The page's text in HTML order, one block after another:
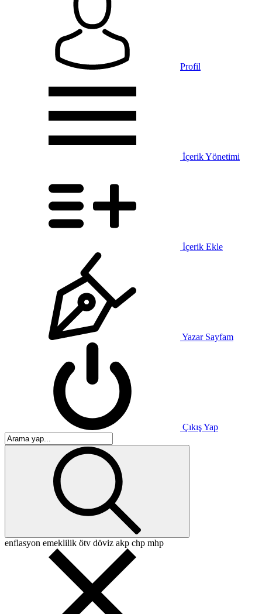
Profil
İçerik Yönetimi
İçerik Ekle
Yazar Sayfam
Çıkış Yap
enflasyon emeklilik ötv döviz akp chp mhp